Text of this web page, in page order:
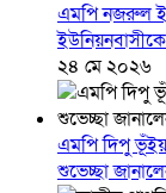
এমপি নজরুল
২৪ মে ২০২৬
এমপি দিপু
শুভেচ্ছা